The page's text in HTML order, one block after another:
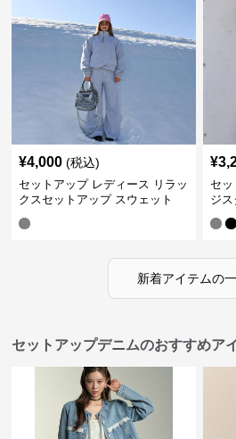
¥4,000 (税込)
セットアップ レディース リラッ
クスセットアップ スウェット
¥
セ
ジ
新着アイテムの
セットアップデニムのおすすめア